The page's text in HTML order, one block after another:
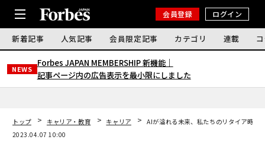
会員登録 ログイン
新着記事 人気記事 会員限定記事 カテゴリ 連載
NEWS
Forbes JAPAN MEMBERSHIP 新機能｜
記事ページ内の広告表示を最小限にしました
トップ キャリア・教育 キャリア
AIが溢れる未来、私たちのリタイア時期
2023.04.07 10:00